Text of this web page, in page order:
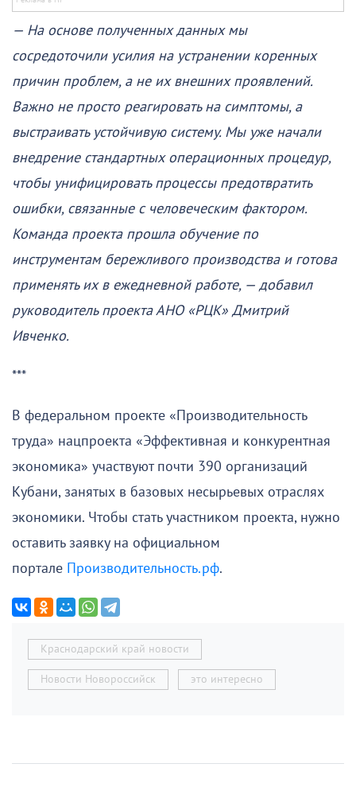
— На основе полученных данных мы
сосредоточили усилия на устранении коренных
причин проблем, а не их внешних проявлений.
Важно не просто реагировать на симптомы, а
выстраивать устойчивую систему. Мы уже начали
внедрение стандартных операционных процедур,
чтобы унифицировать процессы предотвратить
ошибки, связанные с человеческим фактором.
Команда проекта прошла обучение по
инструментам бережливого производства и готова
применять их в ежедневной работе, — добавил
руководитель проекта АНО «РЦК» Дмитрий
Ивченко.
***
В федеральном проекте «Производительность
труда» нацпроекта «Эффективная и конкурентная
экономика» участвуют почти 390 организаций
Кубани, занятых в базовых несырьевых отраслях
экономики. Чтобы стать участником проекта, нужно
оставить заявку на официальном
портале Производительность.рф.
Краснодарский край новости
Новости Новороссийск это интересно